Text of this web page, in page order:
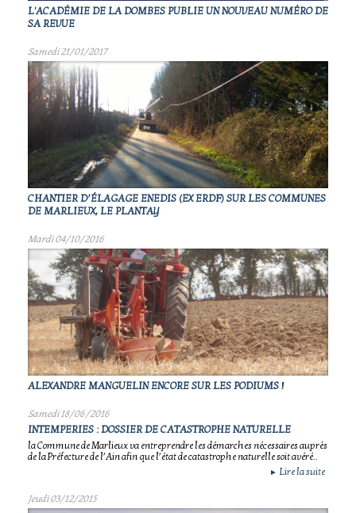
L'ACADÉMIE DE LA DOMBES PUBLIE UN NOUVEAU NUMÉRO DE
SA REVUE
Samedi 21/01/2017
CHANTIER D’ÉLAGAGE ENEDIS (EX ERDF) SUR LES COMMUNES
DE MARLIEUX, LE PLANTAY
Mardi 04/10/2016
ALEXANDRE MANGUELIN ENCORE SUR LES PODIUMS !
Samedi 18/06/2016
INTEMPERIES : DOSSIER DE CATASTROPHE NATURELLE
la Commune de Marlieux va entreprendre les démarches nécessaires auprès
de la Préfecture de l’Ain afin que l’état de catastrophe naturelle soit avéré..
► Lire la suite
Jeudi 03/12/2015